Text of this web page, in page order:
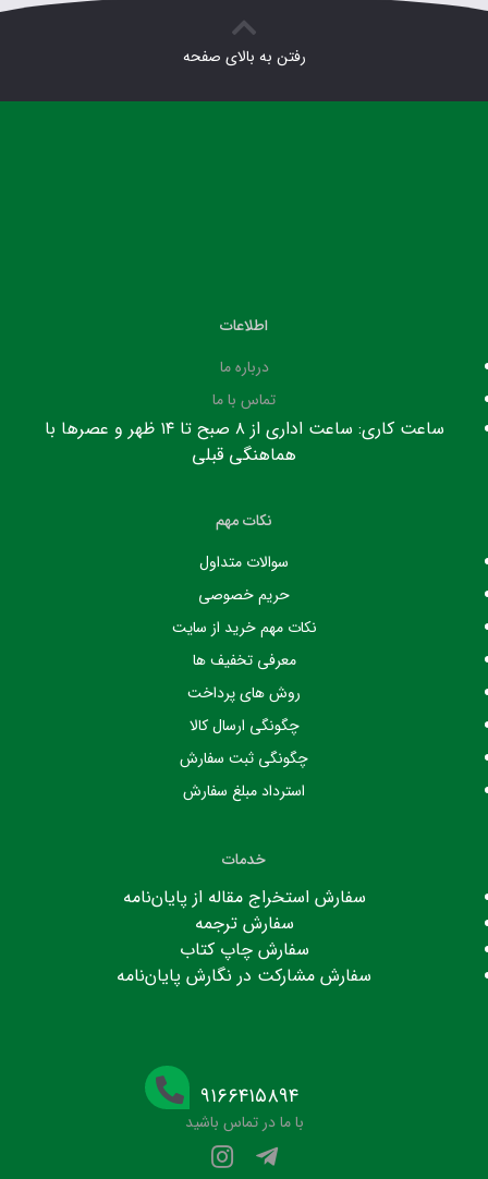
رفتن به بالای صفحه
اطلاعات
درباره ما
تماس با ما
ساعت کاری: ساعت اداری از ۸ صبح تا ۱۴ ظهر و عصرها با
هماهنگی قبلی
نکات مهم
سوالات متداول
حریم خصوصی
نکات مهم خرید از سایت
معرفی تخفیف ها
روش های پرداخت
چگونگی ارسال کالا
چگونگی ثبت سفارش
استرداد مبلغ سفارش
خدمات
سفارش استخراج مقاله از پایان‌نامه
سفارش ترجمه
سفارش چاپ کتاب
سفارش مشارکت در نگارش پایان‌نامه
۹۱۶۶۴۱۵۸۹۴
با ما در تماس باشید